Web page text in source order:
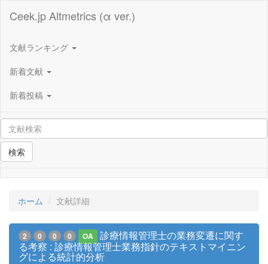
Ceek.jp Altmetrics (α ver.)
文献ランキング
新着文献
新着投稿
検索
ホーム 文献詳細
2 0 0 0 OA
診療情報管理士の業務変遷に関す
る考察 : 診療情報管理士業務指針のテキストマイニン
グによる統計的分析